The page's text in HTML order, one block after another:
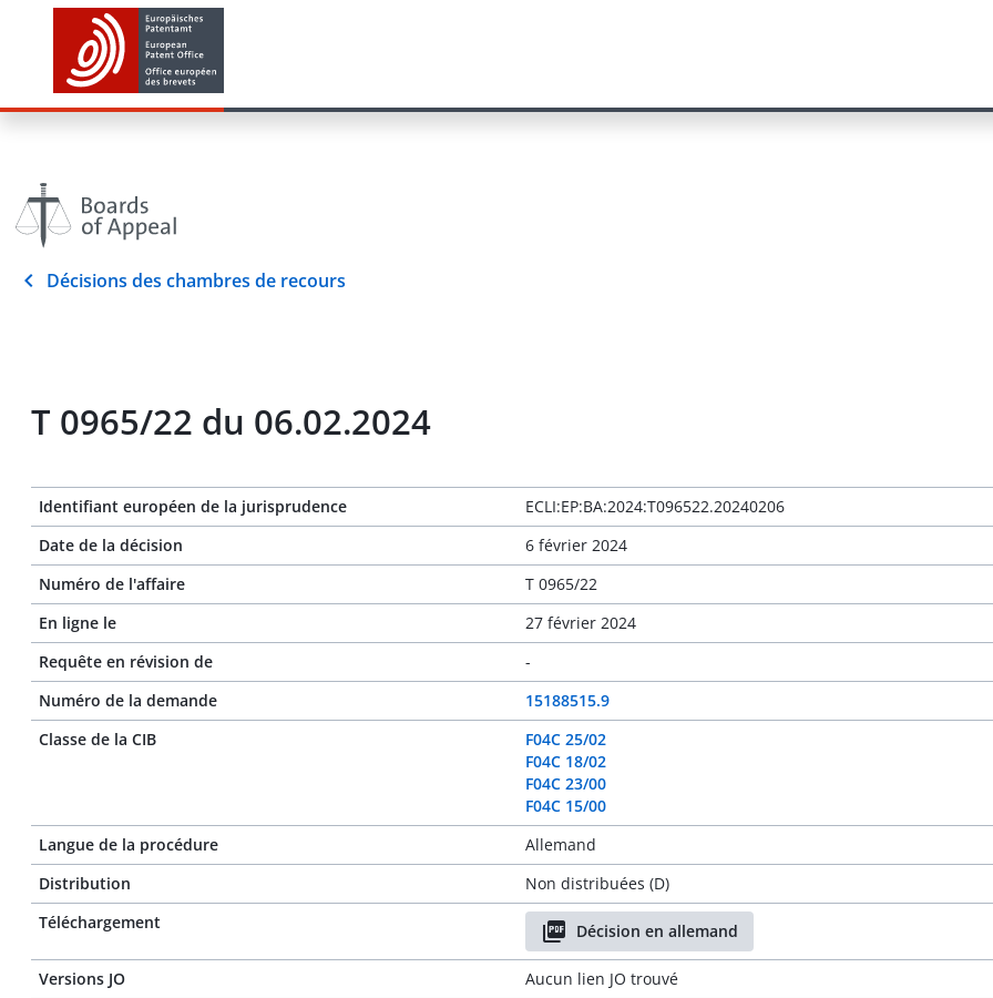
Décisions des chambres de recours
T 0965/22 du 06.02.2024
Identifiant européen de la jurisprudence
ECLI:EP:BA:2024:T096522.20240206
Date de la décision
6 février 2024
Numéro de l'affaire
T 0965/22
En ligne le
27 février 2024
Requête en révision de
-
Numéro de la demande
15188515.9
Classe de la CIB
F04C 25/02
F04C 18/02
F04C 23/00
F04C 15/00
Langue de la procédure
Allemand
Distribution
Non distribuées (D)
Téléchargement
Décision en allemand
Versions JO
Aucun lien JO trouvé